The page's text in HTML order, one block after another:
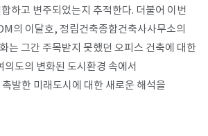
하고 변주되었는지 추적한다. 더불어 이번
의 이달호, 정림건축종합건축사사무소의
는 그간 주목받지 못했던 오피스 건축에 대한
도의 변화된 도시환경 속에서
발한 미래도시에 대한 새로운 해석을